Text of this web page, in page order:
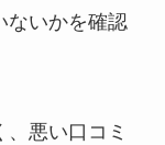
ないかを確認
悪い口コミ